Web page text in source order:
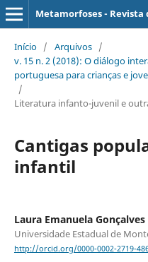
Início / Arquivos /
v. 15 n. 2 (2018): O diálogo
portuguesa para crianças e
/
Literatura infanto-juvenil e
Cantigas
infantil
Laura Emanuela
Universidade Estadual de
http://orcid.org/0000-0002-2719-